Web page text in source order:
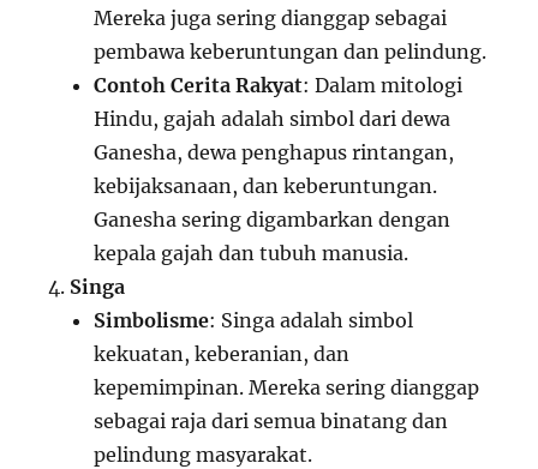
Mereka juga sering dianggap sebagai
pembawa keberuntungan dan pelindung.
Contoh Cerita Rakyat: Dalam mitologi
Hindu, gajah adalah simbol dari dewa
Ganesha, dewa penghapus rintangan,
kebijaksanaan, dan keberuntungan.
Ganesha sering digambarkan dengan
kepala gajah dan tubuh manusia.
Singa
Simbolisme: Singa adalah simbol
kekuatan, keberanian, dan
kepemimpinan. Mereka sering dianggap
sebagai raja dari semua binatang dan
pelindung masyarakat.